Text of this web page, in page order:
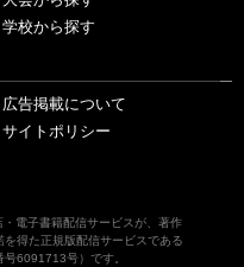
学校から探す
広告掲載について
サイトポリシー
電子書籍配信サービスが、著作
得た正規版配信サービスである
6091713号）です。